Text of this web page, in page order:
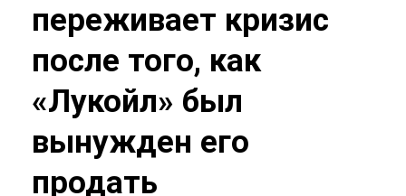
переживает кризис
после того, как
«Лукойл» был
вынужден его
продать